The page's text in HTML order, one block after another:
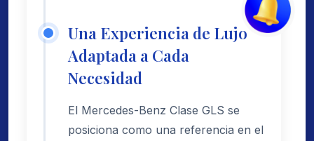
Una Experiencia de Lujo
Adaptada a Cada
Necesidad
El Mercedes-Benz Clase GLS se
posiciona como una referencia en el